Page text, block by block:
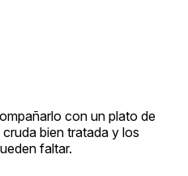
con un plato de
bien tratada y los
faltar.